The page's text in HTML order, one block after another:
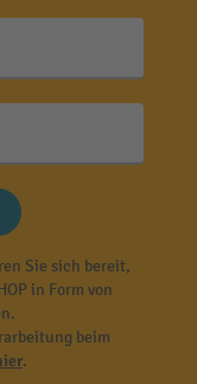
Sie sich bereit,
in Form von
beim
.